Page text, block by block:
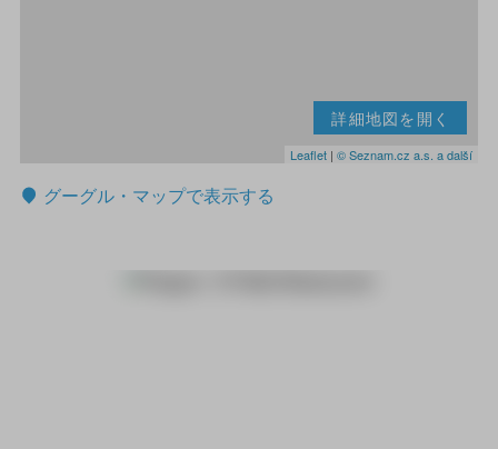
詳細地図を開く
Leaflet | © Seznam.cz a.s. a další
グーグル・マップで表示する